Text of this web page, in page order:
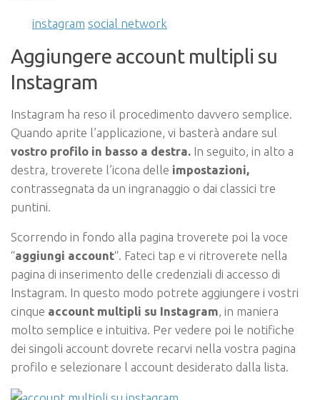
instagram social network
Aggiungere account multipli su
Instagram
Instagram ha reso il procedimento davvero semplice.
Quando aprite l’applicazione, vi basterà andare sul
vostro profilo in basso a destra. In seguito, in alto a
destra, troverete l’icona delle impostazioni,
contrassegnata da un ingranaggio o dai classici tre
puntini.
Scorrendo in fondo alla pagina troverete poi la voce
“aggiungi account“. Fateci tap e vi ritroverete nella
pagina di inserimento delle credenziali di accesso di
Instagram. In questo modo potrete aggiungere i vostri
cinque account multipli su Instagram, in maniera
molto semplice e intuitiva. Per vedere poi le notifiche
dei singoli account dovrete recarvi nella vostra pagina
profilo e selezionare l account desiderato dalla lista.